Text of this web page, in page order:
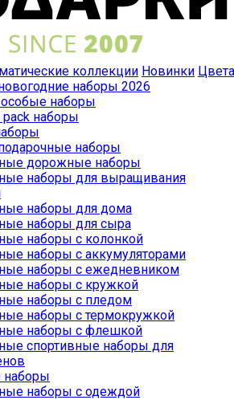
коллекции Новинки Цвета
наборы 2026
наборы
pack наборы
наборы
дорожные наборы
наборы для выращивания
наборы для дома
наборы для сыра
наборы с колонкой
наборы с аккумуляторами
наборы с ежедневником
наборы с кружкой
наборы с пледом
наборы с термокружкой
наборы с флешкой
спортивные наборы для
наборы
наборы с одеждой